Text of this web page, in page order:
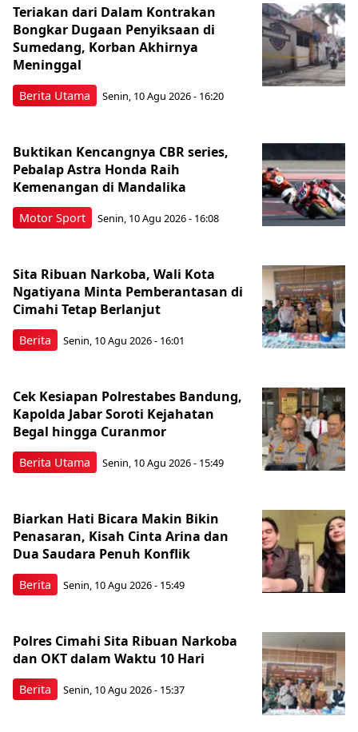
Berita Utama
Teriakan dari Dalam Kontrakan
Bongkar Dugaan Penyiksaan di
Sumedang, Korban Akhirnya
Meninggal
Senin, 10 Agu 2026 - 16:20
Motor Sport
Buktikan Kencangnya CBR series,
Pebalap Astra Honda Raih
Kemenangan di Mandalika
Senin, 10 Agu 2026 - 16:08
Berita
Sita Ribuan Narkoba, Wali Kota
Ngatiyana Minta Pemberantasan di
Cimahi Tetap Berlanjut
Senin, 10 Agu 2026 - 16:01
Berita Utama
Cek Kesiapan Polrestabes Bandung,
Kapolda Jabar Soroti Kejahatan
Begal hingga Curanmor
Senin, 10 Agu 2026 - 15:49
Berita
Biarkan Hati Bicara Makin Bikin
Penasaran, Kisah Cinta Arina dan
Dua Saudara Penuh Konflik
Senin, 10 Agu 2026 - 15:49
Berita
Polres Cimahi Sita Ribuan Narkoba
dan OKT dalam Waktu 10 Hari
Senin, 10 Agu 2026 - 15:37